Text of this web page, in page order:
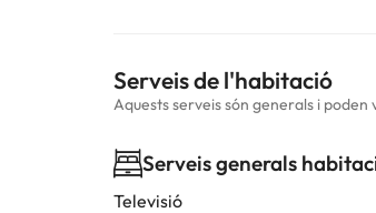
Serveis de l'habitació
Aquests serveis són generals i
Serveis generals
Televisió